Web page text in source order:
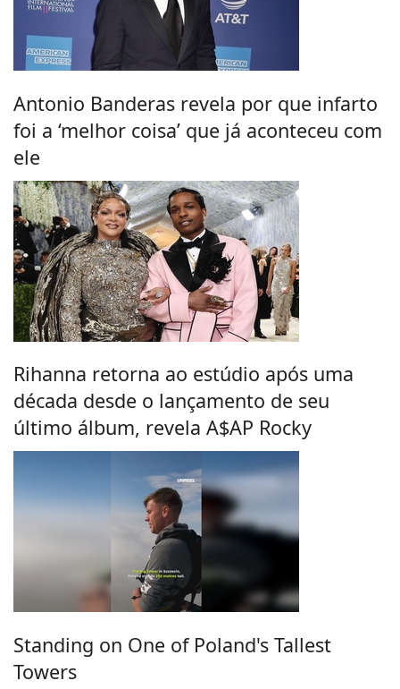
Antonio Banderas revela por que infarto
foi a ‘melhor coisa’ que já aconteceu com
ele
Rihanna retorna ao estúdio após uma
década desde o lançamento de seu
último álbum, revela A$AP Rocky
Standing on One of Poland's Tallest
Towers